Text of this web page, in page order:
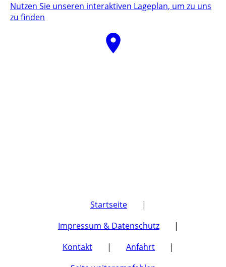
Nutzen Sie unseren interaktiven La­ge­plan, um zu uns
zu finden
Startseite
|
Impressum & Datenschutz
|
Kontakt
| Anfahrt
|